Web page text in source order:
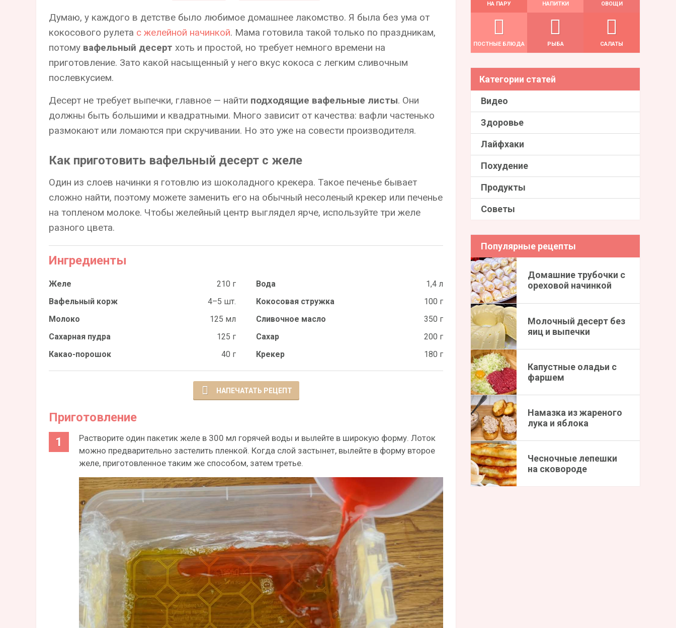
Думаю, у каждого в детстве было любимое домашнее лакомство. Я была без ума от
кокосового рулета с желейной начинкой. Мама готовила такой только по праздникам,
потому вафельный десерт хоть и простой, но требует немного времени на
приготовление. Зато какой насыщенный у него вкус кокоса с легким сливочным
послевкусием.
Десерт не требует выпечки, главное — найти подходящие вафельные листы. Они
должны быть большими и квадратными. Много зависит от качества: вафли частенько
размокают или ломаются при скручивании. Но это уже на совести производителя.
Как приготовить вафельный десерт с желе
Один из слоев начинки я готовлю из шоколадного крекера. Такое печенье бывает
сложно найти, поэтому можете заменить его на обычный несоленый крекер или печенье
на топленом молоке. Чтобы желейный центр выглядел ярче, используйте три желе
разного цвета.
Ингредиенты
Желе 210 г Вода
1,4 л
Вафельный корж
4–5 шт. Кокосовая стружка
100 г
Молоко
125 мл Сливочное масло
350 г
Сахарная пудра
125 г Сахар
200 г
Какао-порошок
40 г Крекер 180 г
НАПЕЧАТАТЬ РЕЦЕПТ
Приготовление
Растворите один пакетик желе в 300 мл горячей воды и вылейте в широкую форму. Лоток
можно предварительно застелить пленкой. Когда слой застынет, вылейте в форму второе
желе, приготовленное таким же способом, затем третье.
НА ПАРУ НАПИТКИ ОВОЩИ
ПОСТНЫЕ БЛЮДА РЫБА САЛАТЫ
Категории статей
Видео
Здоровье
Лайфхаки
Похудение
Продукты
Советы
Популярные рецепты
Домашние трубочки с
ореховой начинкой
Молочный десерт без
яиц и выпечки
Капустные оладьи с
фаршем
Намазка из жареного
лука и яблока
Чесночные лепешки
на сковороде